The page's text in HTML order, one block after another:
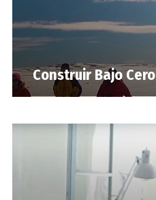
Construir Bajo Cero